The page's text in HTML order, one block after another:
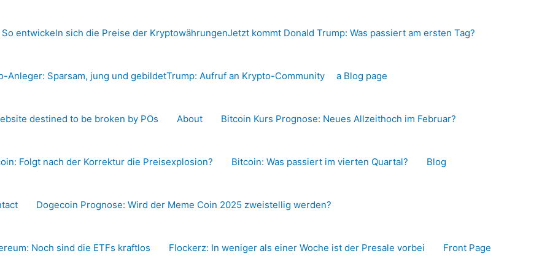
So entwickeln sich die Preise der KryptowährungenJetzt kommt Donald Trump: Was passiert am ersten Tag?
Anleger: Sparsam, jung und gebildetTrump: Aufruf an Krypto-Community a Blog page
destined to be broken by POs About Bitcoin Kurs Prognose: Neues Allzeithoch im Februar?
Folgt nach der Korrektur die Preisexplosion? Bitcoin: Was passiert im vierten Quartal? Blog
Dogecoin Prognose: Wird der Meme Coin 2025 zweistellig werden?
Noch sind die ETFs kraftlos Flockerz: In weniger als einer Woche ist der Presale vorbei Front Page